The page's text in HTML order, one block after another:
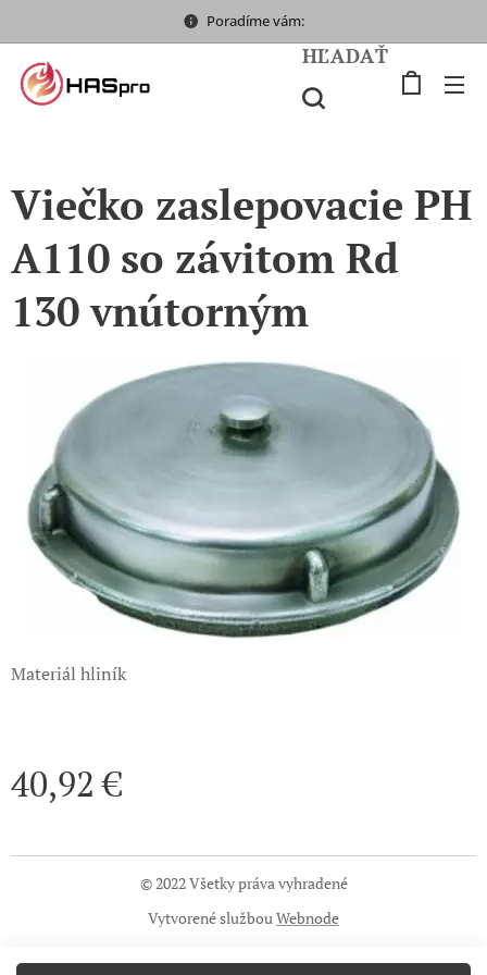
Poradíme vám:
HĽADAŤ
Viečko zaslepovacie PH
A110 so závitom Rd
130 vnútorným
Materiál hliník
40,92€
© 2022 Všetky práva vyhradené
Vytvorené službouWebnode